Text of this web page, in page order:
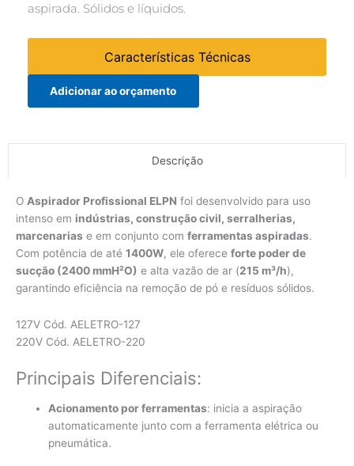
aspirada. Sólidos e líquidos.
Características Técnicas
Adicionar ao orçamento
Descrição
O Aspirador Profissional ELPN foi desenvolvido para uso
intenso em indústrias, construção civil, serralherias,
marcenarias e em conjunto com ferramentas aspiradas.
Com potência de até 1400W, ele oferece forte poder de
sucção (2400 mmH²O) e alta vazão de ar (215 m³/h),
garantindo eficiência na remoção de pó e resíduos sólidos.
127V Cód. AELETRO-127
220V Cód. AELETRO-220
Principais Diferenciais:
Acionamento por ferramentas: inicia a aspiração
automaticamente junto com a ferramenta elétrica ou
pneumática.